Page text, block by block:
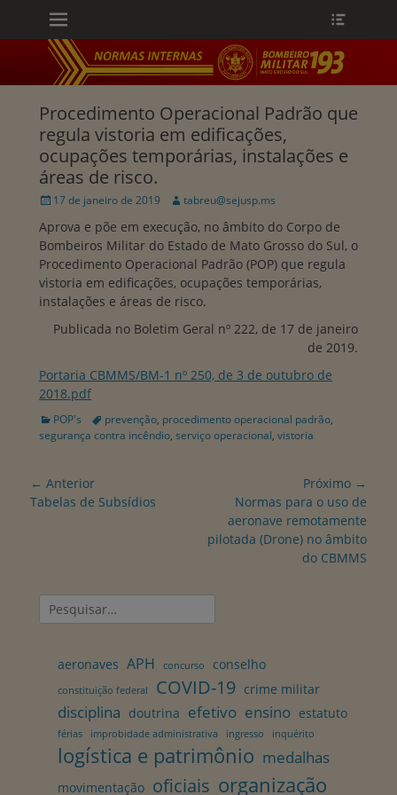
Menu principal
para
conteúdo
Procedimento Operacional Padrão que
regula vistoria em edificações,
ocupações temporárias, instalações e
áreas de risco.
Publicado
17 de janeiro de 2019 Autor:
tabreu@sejusp.ms
Aprova e põe em execução, no âmbito do Corpo de
Bombeiros Militar do Estado de Mato Grosso do Sul, o
Procedimento Operacional Padrão (POP) que regula
vistoria em edificações, ocupações temporárias,
instalações e áreas de risco.
Publicada no Boletim Geral nº 222, de 17 de janeiro
de 2019.
Portaria CBMMS/BM-1 nº 250, de 3 de outubro de
2018.pdf
Categorias:
POP's Tags:prevenção, procedimento operacional padrão,
segurança contra incêndio, serviço operacional, vistoria
Navegação
de
← Anterior
Postagem
Tabelas de Subsídios
Próximo →
Próxima
postagem:
Normas para o uso de
aeronave remotamente
pilotada (Drone) no âmbito
do CBMMS
Pesquisar
por:
aeronaves APH concurso conselho
constituição federal COVID-19 crime militar
disciplina doutrina efetivo ensino estatuto
férias improbidade administrativa ingresso inquérito
logística e patrimônio medalhas
movimentação oficiais organização